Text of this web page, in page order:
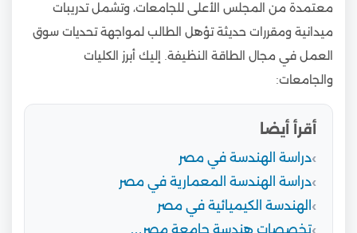
معتمدة من المجلس الأعلى للجامعات، وتشمل تدريبات
ميدانية ومقررات حديثة تؤهل الطالب لمواجهة تحديات سوق
العمل في مجال الطاقة النظيفة. إليك أبرز الكليات
والجامعات:
أقرأ أيضا
دراسة الهندسة في مصر
دراسة الهندسة المعمارية في مصر
الهندسة الكيميائية في مصر
تخصصات هندسة جامعة مصر…